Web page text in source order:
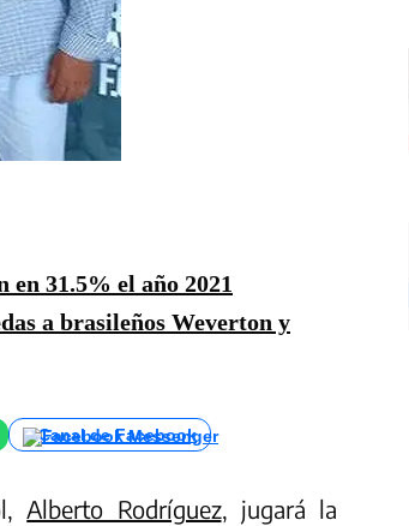
en 31.5% el año 2021
a brasileños Weverton y
Canal de Facebook
Alberto Rodríguez, jugará la